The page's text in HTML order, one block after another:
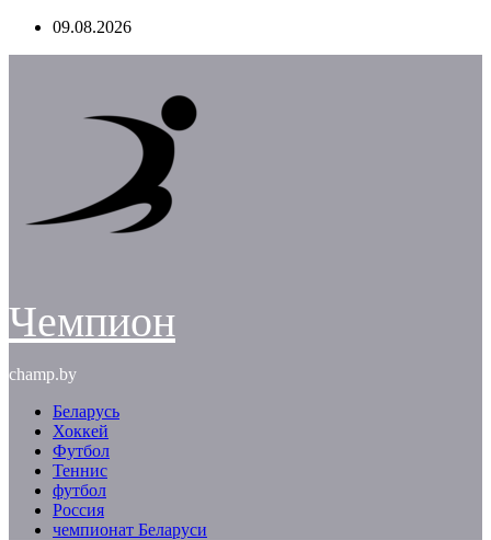
Перейти09.08.2026
Чемпион
champ.by
Беларусь
Хоккей
Футбол
Теннис
футбол
Россия
чемпионат Беларуси